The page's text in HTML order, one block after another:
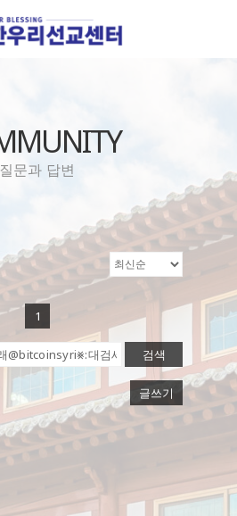
질문과 답변
1
검색
글쓰기